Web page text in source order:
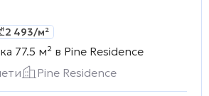
2 493/м²
77.5 м² в Pine Residence
Pine Residence